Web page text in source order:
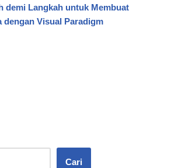
demi Langkah untuk Membuat
dengan Visual Paradigm
Cari